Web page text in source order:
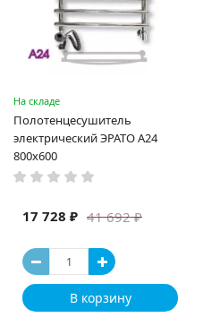
На складе
Полотенцесушитель
электрический ЭРАТО А24
800x600
41 692 ₽
17 728 ₽
В корзину